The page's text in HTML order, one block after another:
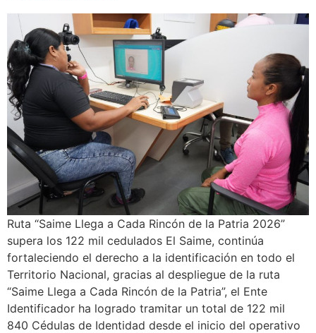
Ruta “Saime Llega a Cada Rincón de la Patria 2026”
supera los 122 mil cedulados El Saime, continúa
fortaleciendo el derecho a la identificación en todo el
Territorio Nacional, gracias al despliegue de la ruta
“Saime Llega a Cada Rincón de la Patria”, el Ente
Identificador ha logrado tramitar un total de 122 mil
840 Cédulas de Identidad desde el inicio del operativo